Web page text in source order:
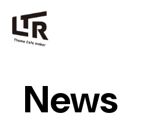
News